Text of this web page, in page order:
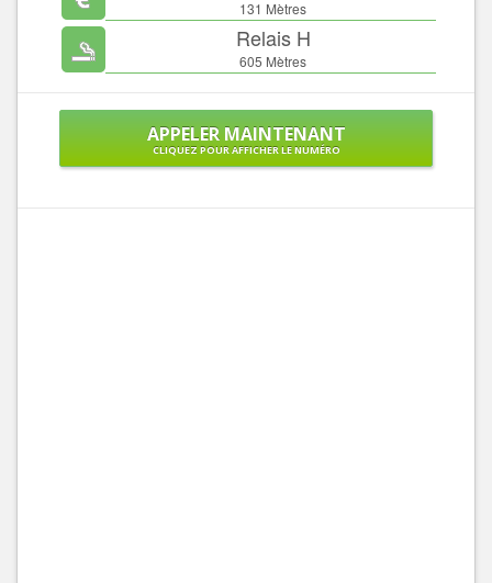
131 Mètres
Relais H
605 Mètres
APPELER MAINTENANT
CLIQUEZ POUR AFFICHER LE NUMÉRO